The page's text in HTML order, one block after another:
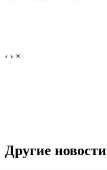
‹ › ×
Другие новости